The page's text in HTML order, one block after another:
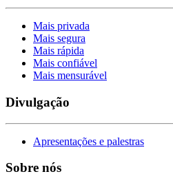
Mais privada
Mais segura
Mais rápida
Mais confiável
Mais mensurável
Divulgação
Apresentações e palestras
Sobre nós